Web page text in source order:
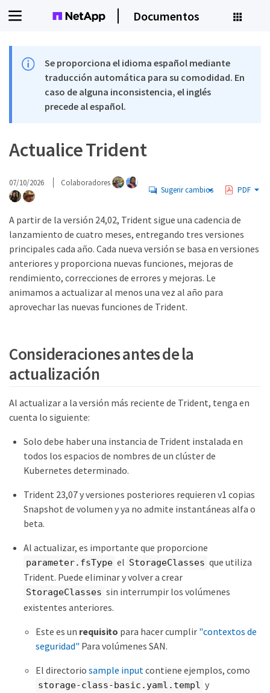
Documentos
Se proporciona el idioma español mediante
traducción automática para su comodidad. En
caso de alguna inconsistencia, el inglés
precede al español.
Actualice Trident
07/10/2026 Colaboradores
Sugerir cambios PDF
A partir de la versión 24,02, Trident sigue una cadencia de
lanzamiento de cuatro meses, entregando tres versiones
principales cada año. Cada nueva versión se basa en versiones
anteriores y proporciona nuevas funciones, mejoras de
rendimiento, correcciones de errores y mejoras. Le
animamos a actualizar al menos una vez al año para
aprovechar las nuevas funciones de Trident.
Consideraciones antes de la
actualización
Al actualizar a la versión más reciente de Trident, tenga en
cuenta lo siguiente:
Solo debe haber una instancia de Trident instalada en
todos los espacios de nombres de un clúster de
Kubernetes determinado.
Trident 23,07 y versiones posteriores requieren v1 copias
Snapshot de volumen y ya no admite instantáneas alfa o
beta.
Al actualizar, es importante que proporcione
parameter.fsType el StorageClasses que utiliza
Trident. Puede eliminar y volver a crear
StorageClasses sin interrumpir los volúmenes
existentes anteriores.
Este es un requisito para hacer cumplir "contextos de
seguridad" Para volúmenes SAN.
El directorio sample input contiene ejemplos, como
storage-class-basic.yaml.templ y